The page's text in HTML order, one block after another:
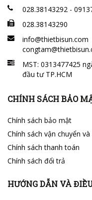
028.38143292 -
028.38143290
info@thietbisun.com
MST: 0313477425
đầu tư TP.HCM
CHÍNH SÁCH BẢO
Chính sách bảo mật
Chính sách vận chuyển
Chính sách thanh toán
Chính sách đổi trả
HƯỚNG DẪN VÀ